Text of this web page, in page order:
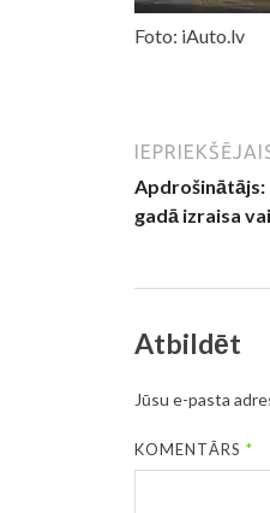
Foto: iAuto.lv
Apdrošinātājs:
gadā izraisa
Atbildēt
Jūsu e-pasta
KOMENTĀRS*